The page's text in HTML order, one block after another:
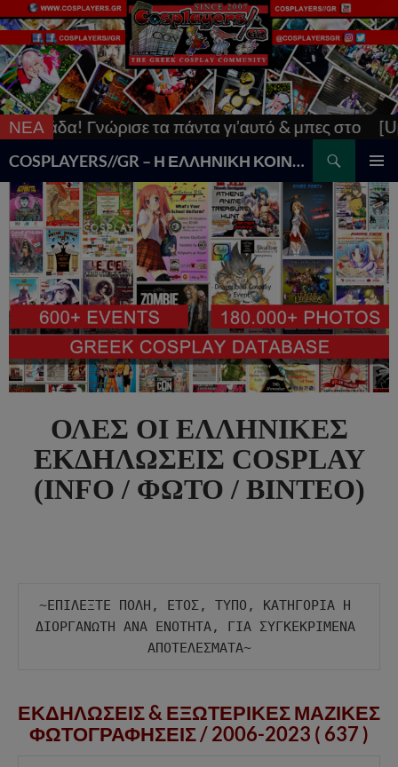
ΝΕΑ
πάντα γι’αυτό & μπες στο [Updated] AnimeCon:
COSPLAYERS//GR – Η ΕΛΛΗΝΙΚΗ ΚΟΙΝΟΤΗΤΑ COSPLAY
MENU
TO
CONTENT
ΟΛΕΣ ΟΙ ΕΛΛΗΝΙΚΕΣ
ΕΚΔΗΛΩΣΕΙΣ COSPLAY
(INFO / ΦΩΤΟ / ΒΙΝΤΕΟ)
~ΕΠΙΛΕΞΤΕ ΠΟΛΗ, ΕΤΟΣ, ΤΥΠΟ, ΚΑΤΗΓΟΡΙΑ Η
ΔΙΟΡΓΑΝΩΤΗ ΑΝΑ ΕΝΟΤΗΤΑ, ΓΙΑ ΣΥΓΚΕΚΡΙΜΕΝΑ
ΑΠΟΤΕΛΕΣΜΑΤΑ~
ΕΚΔΗΛΩΣΕΙΣ & ΕΞΩΤΕΡΙΚΕΣ ΜΑΖΙΚΕΣ
ΦΩΤΟΓΡΑΦΗΣΕΙΣ /2006-2023 ( 637 )